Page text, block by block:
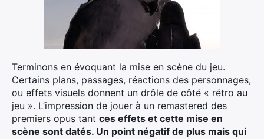
Terminons en évoquant la mise en scène du jeu.
Certains plans, passages, réactions des personnages,
ou effets visuels donnent un drôle de côté « rétro au
jeu ». L’impression de jouer à un remastered des
premiers opus tant ces effets et cette mise en
scène sont datés. Un point négatif de plus mais qui